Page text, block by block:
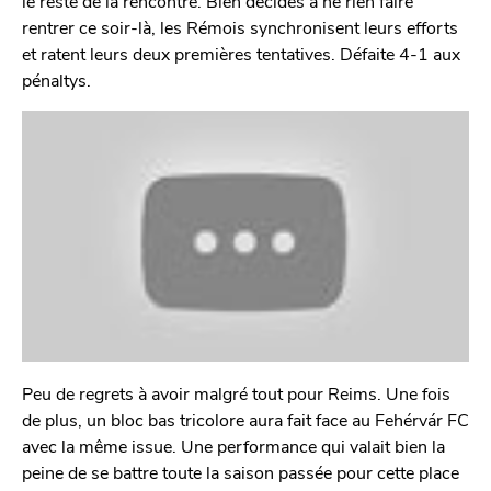
rentrer ce soir-là, les Rémois synchronisent leurs efforts
et ratent leurs deux premières tentatives. Défaite 4-1 aux
pénaltys.
Peu de regrets à avoir malgré tout pour Reims. Une fois
de plus, un bloc bas tricolore aura fait face au Fehérvár FC
avec la même issue. Une performance qui valait bien la
peine de se battre toute la saison passée pour cette place